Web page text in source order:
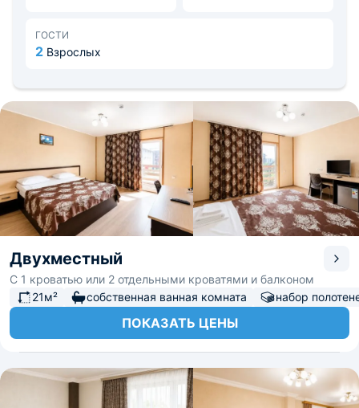
На территории отеля имеется ресторан, где постояльцы
получают питательный и полезный завтрак по меню.
утра до 9 вечера.
Конференц-зал оборудован в деловом стиле, размещён
в тихом месте. Имеется необходимая мебель, факс,
ксерокс.
Постояльцы любят посещать археологический мазей
«Горгиппия», расположенный в 7 км от отеля и
дельфинарий «Немо» – 1,1 км.
ГОСТИ
2 Взрослых
Двухместный
С 1 кроватью или 2 отдельными кроватями и балконом
21м²
собственная ванная комната набор
ПОКАЗАТЬ ЦЕНЫ